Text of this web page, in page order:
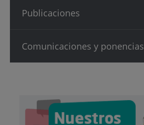
Publicaciones
Comunicaciones y ponencias